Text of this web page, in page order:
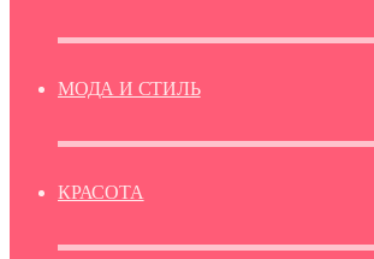
МОДА И СТИЛЬ
КРАСОТА